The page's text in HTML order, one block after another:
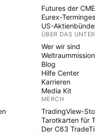
Futures der
Eurex-
US-
ÜBER DAS
Wer wir sind
Weltraummission
Blog
Hilfe Center
Karrieren
Media Kit
MERCH
TradingView-
Tarotkarten für
Der C63